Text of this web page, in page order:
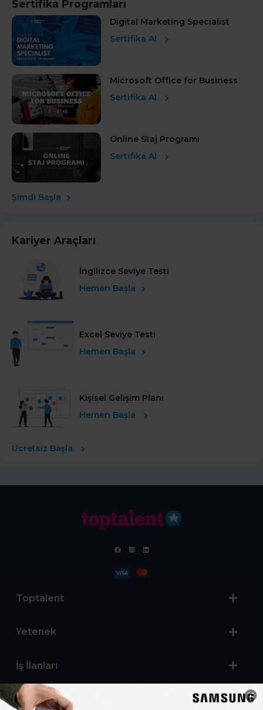
Sertifika Programları
Digital Marketing Specialist
Sertifika Al
Microsoft Office for Business
Sertifika Al
Online Staj Programı
Sertifika Al
Şimdi Başla
Kariyer Araçları
İngilizce Seviye Testi
Hemen Başla
Excel Seviye Testi
Hemen Başla
Kişisel Gelişim Planı
Hemen Başla
Ücretsiz Başla
Toptalent
Yetenek
İş İlanları
Sertifika Programları